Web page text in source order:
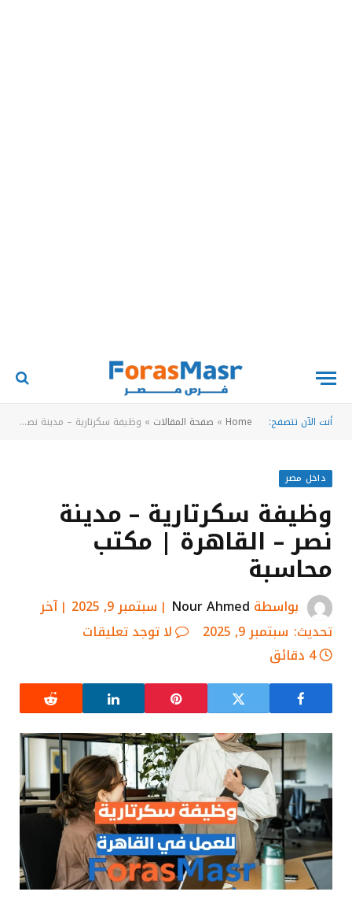
أنت الآن تتصفح: Home
» صفحة المقالات » وظيفة سكرتارية – مدينة نصر – القاهرة | مكتب محاسبة
داخل مصر
وظيفة سكرتارية – مدينة
نصر – القاهرة | مكتب
محاسبة
بواسطة Nour Ahmed سبتمبر 9, 2025
آخر
تحديث: سبتمبر 9, 2025
لا توجد تعليقات
4 دقائق